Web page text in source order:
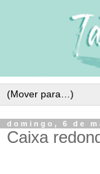
domingo, 6 de
Caixa